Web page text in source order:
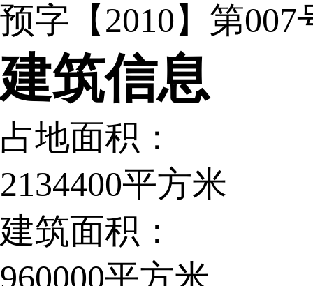
预字【2010】第007
建筑信息
占地面积：
2134400平方米
建筑面积：
960000平方米